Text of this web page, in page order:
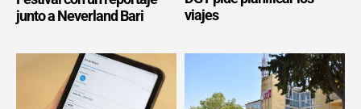
junto a Neverland Bari
viajes